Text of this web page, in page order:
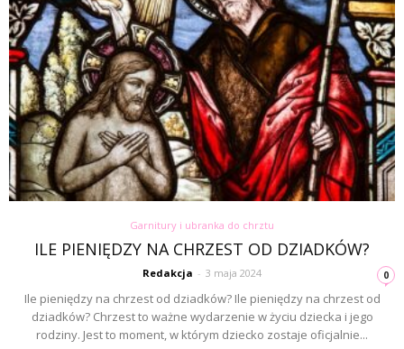
Garnitury i ubranka do chrztu
ILE PIENIĘDZY NA CHRZEST OD DZIADKÓW?
Redakcja - 3 maja 2024 0
Ile pieniędzy na chrzest od dziadków? Ile pieniędzy na chrzest od
dziadków? Chrzest to ważne wydarzenie w życiu dziecka i jego
rodziny. Jest to moment, w którym dziecko zostaje oficjalnie...